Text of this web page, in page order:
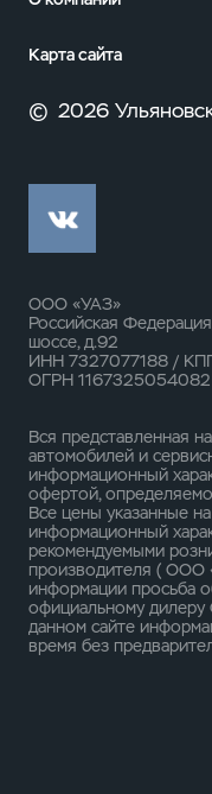
Карта сайта
© 2026
ООО «УАЗ»
Российская
шоссе, д.92
ИНН 7327077188 /
ОГРН 1167325054082
Вся представленная
автомобилей и
информационный
офертой,
Все цены указанные
информационный
рекомендуемыми
производителя ( ООО
информации просьба
официальному
данном сайте
время без